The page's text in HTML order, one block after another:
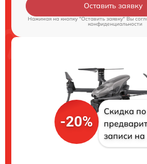
Оставить заявку
Нажимая на кнопку "Оставить заявку" Вы
конфиденциальности
-20%
Скидка по
записи на